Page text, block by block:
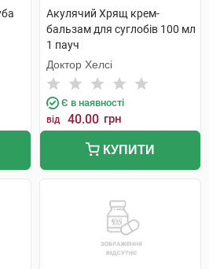
Акулячий Хрящ крем-
бальзам для суглобів 100 мл
1 пауч
Доктор Хелсі
Є в наявності
від 40.00 грн
КУПИТИ